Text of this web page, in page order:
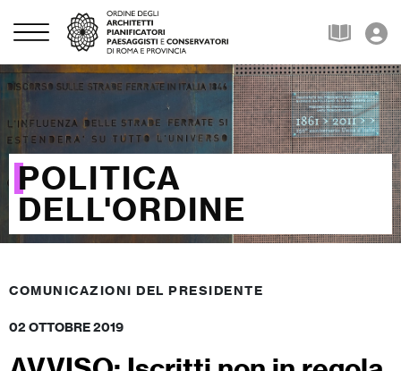
POLITICA
DELL'ORDINE
COMUNICAZIONI DEL PRESIDENTE
02 OTTOBRE 2019